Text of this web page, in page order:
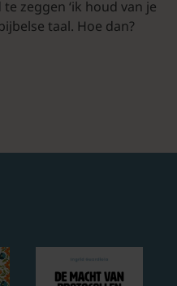
zeggen ‘ik houd van je
taal. Hoe dan?